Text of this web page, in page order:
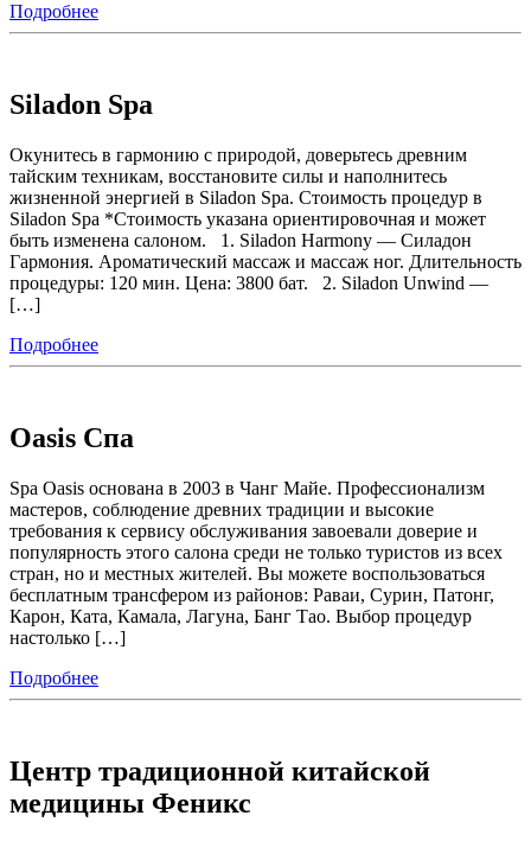
Подробнее
Siladon Spa
Окунитесь в гармонию с природой, доверьтесь древним
тайским техникам, восстановите силы и наполнитесь
жизненной энергией в Siladon Spa. Стоимость процедур в
Siladon Spa *Стоимость указана ориентировочная и может
быть изменена салоном. 1. Siladon Harmony — Силадон
Гармония. Ароматический массаж и массаж ног. Длительность
процедуры: 120 мин. Цена: 3800 бат. 2. Siladon Unwind —
[…]
Подробнее
Oasis Спа
Spa Oasis основана в 2003 в Чанг Майе. Профессионализм
мастеров, соблюдение древних традиции и высокие
требования к сервису обслуживания завоевали доверие и
популярность этого салона среди не только туристов из всех
стран, но и местных жителей. Вы можете воспользоваться
бесплатным трансфером из районов: Раваи, Сурин, Патонг,
Карон, Ката, Камала, Лагуна, Банг Тао. Выбор процедур
настолько […]
Подробнее
Центр традиционной китайской
медицины Феникс